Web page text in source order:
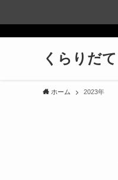
くらりだて
ホーム 2023年